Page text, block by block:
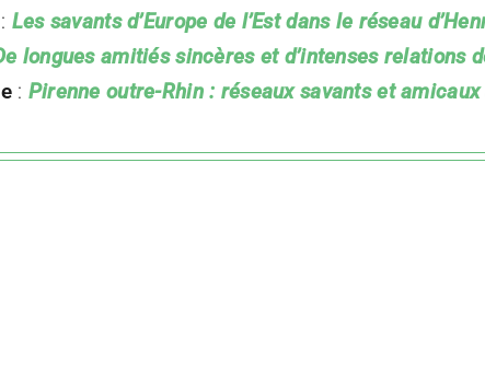
Les savants d’Europe de l’Est dans le réseau
longues amitiés sincères et d’intenses relations
: Pirenne outre-Rhin : réseaux savants et